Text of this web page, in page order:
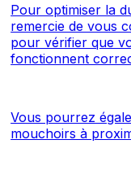
Pour optimiser la
remercie de vous
pour vérifier que
fonctionnent
Vous pourrez
mouchoirs à